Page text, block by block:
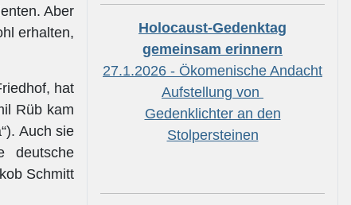
Aber
erhalten,
hat
Rüb kam
Auch sie
deutsche
Schmitt
Holocaust-Gedenktag
gemeinsam erinnern
27.1.2026 - Ökomenische Andacht
Aufstellung von
Gedenklichter an den
Stolpersteinen